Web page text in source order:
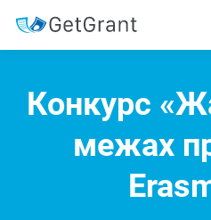
Конкурс
межах